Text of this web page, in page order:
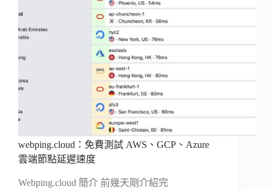
webping.cloud：免費測試 AWS、GCP、Azure
雲端節點延遲速度
Webping.cloud 簡介 前幾天剛介紹完